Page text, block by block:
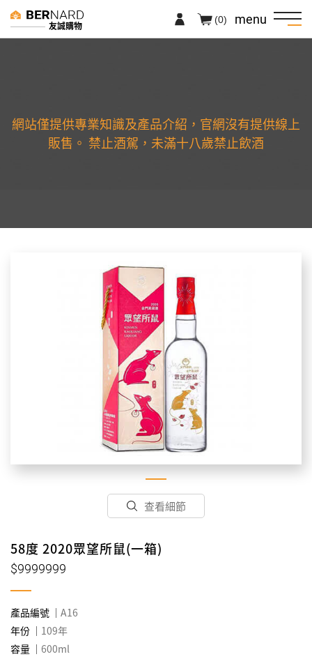
友誠購物 menu
(0)
網站僅提供專業知識及產品介紹，官網沒有提供線上
販售。 禁止酒駕，未滿十八歲禁止飲酒
查看細節
58度 2020眾望所鼠(一箱)
$9999999
產品編號
A16
年份
109年
容量
600ml